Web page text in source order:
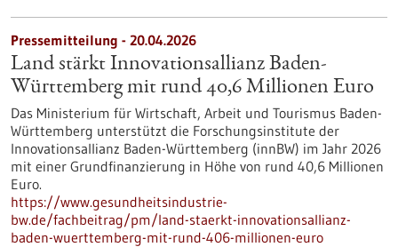
Pressemitteilung - 20.04.2026
Land stärkt Innovationsallianz Baden-
Württemberg mit rund 40,6 Millionen Euro
Das Ministerium für Wirtschaft, Arbeit und Tourismus Baden-
Württemberg unterstützt die Forschungsinstitute der
Innovationsallianz Baden-Württemberg (innBW) im Jahr 2026
mit einer Grundfinanzierung in Höhe von rund 40,6 Millionen
Euro.
https://www.gesundheitsindustrie-
bw.de/fachbeitrag/pm/land-staerkt-innovationsallianz-
baden-wuerttemberg-mit-rund-406-millionen-euro